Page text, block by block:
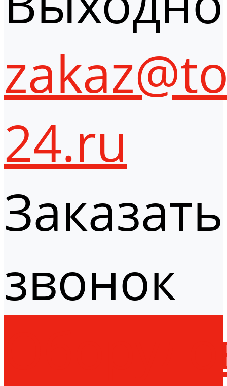
24.ru
Заказать
звонок